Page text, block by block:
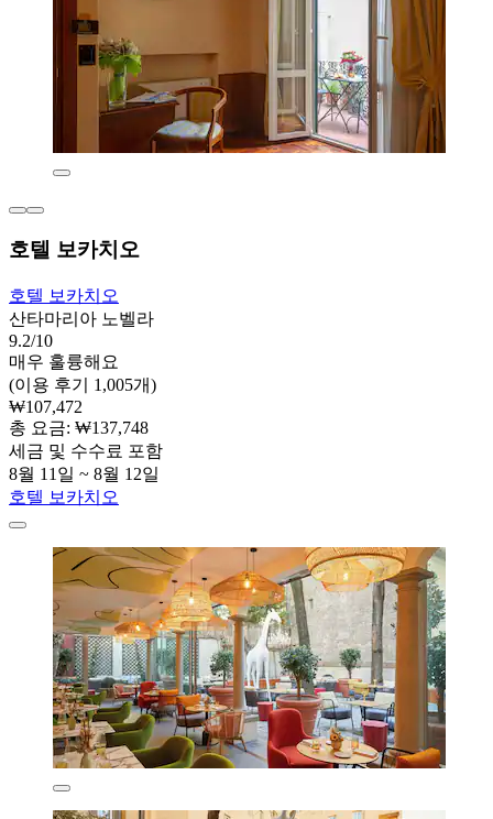
호텔 보카치오
호텔 보카치오
산타마리아 노벨라
9.2/10
매우 훌륭해요
(이용 후기 1,005개)
₩107,472
총 요금: ₩137,748
세금 및 수수료 포함
8월 11일 ~ 8월 12일
호텔 보카치오